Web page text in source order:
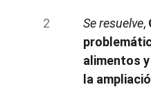
Se resuelve,
alimentos
la